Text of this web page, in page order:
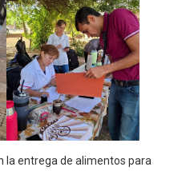
la entrega de alimentos para